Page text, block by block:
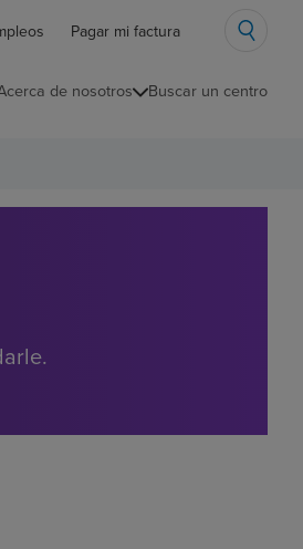
Pagar mi factura
de nosotros Buscar un centro